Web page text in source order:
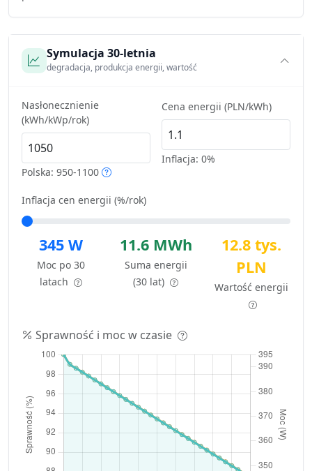
Symulacja 30-letnia
degradacja, produkcja energii, wartość
Nasłonecznienie
(kWh/kWp/rok)
Polska: 950-1100
Cena energii (PLN/kWh)
Inflacja: 0%
Inflacja cen energii (%/rok)
345 W
Moc po 30
latach
11.6 MWh
Suma energii
(30 lat)
12.8 tys.
PLN
Wartość energii
Sprawność i moc w czasie